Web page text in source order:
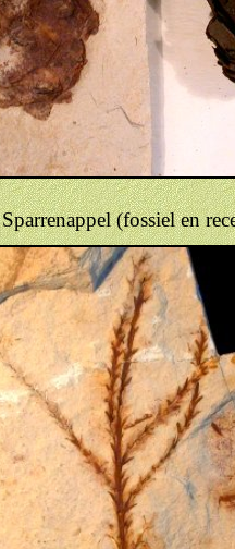
Sparrenappel (fossiel en